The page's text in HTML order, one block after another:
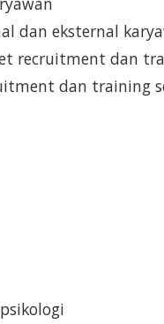
dan eksternal
recruitment dan
dan training